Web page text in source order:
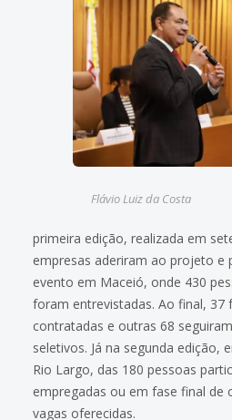
Flávio Luiz da Costa
primeira edição, realizada em
empresas aderiram ao projeto e
evento em Maceió, onde 430
foram entrevistadas. Ao final,
contratadas e outras 68
seletivos. Já na segunda edição,
Rio Largo, das 180 pessoas
empregadas ou em fase final de
vagas oferecidas.